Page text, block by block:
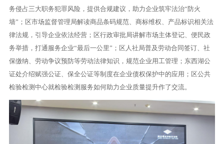
务侵占三大职务犯罪风险，提供合规建议，助力企业筑牢法治“防火
墙”；区市场监督管理局解读商品条码规范、商标维权、产品标识相关法
律法规，引导企业依法经营；区行政审批局讲解市场主体登记、便民政
务举措，打通服务企业“最后一公里”；区人社局普及劳动合同签订、社
保缴纳、劳动争议预防等劳动法律知识，规范企业用工管理；东西湖公
证处介绍赋强公证、保全公证等制度在企业债权保护中的应用；区公共
检验检测中心就检验检测服务如何助力企业质量提升作了交流。